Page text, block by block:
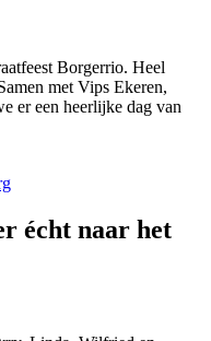
Borgerrio. Heel
met Vips Ekeren,
er een heerlijke dag van
écht naar het